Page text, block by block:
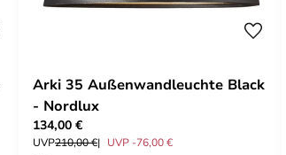
Arki 35 Außenwandleuchte Black
- Nordlux
134,00 €
UVP210,00 € UVP -76,00 €